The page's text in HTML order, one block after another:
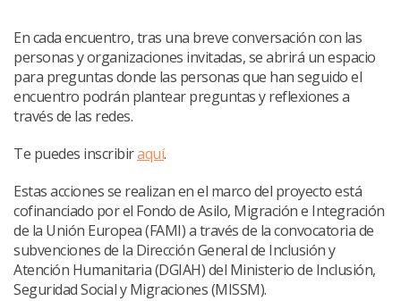
En cada encuentro, tras una breve conversación con las
personas y organizaciones invitadas, se abrirá un espacio
para preguntas donde las personas que han seguido el
encuentro podrán plantear preguntas y reflexiones a
través de las redes.
Te puedes inscribiraquí.
Estas acciones se realizan en el marco del proyecto está
cofinanciado por el Fondo de Asilo, Migración e Integración
de la Unión Europea (FAMI) a través de la convocatoria de
subvenciones de la Dirección General de Inclusión y
Atención Humanitaria (DGIAH) del Ministerio de Inclusión,
Seguridad Social y Migraciones (MISSM).